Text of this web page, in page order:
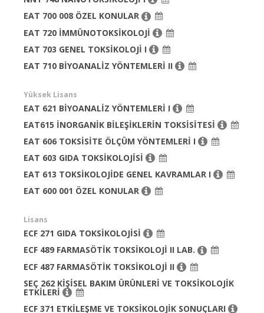
EAT 700 008 ÖZEL KONULAR
EAT 720 İMMÜNOTOKSİKOLOJİ
EAT 703 GENEL TOKSİKOLOJİ I
EAT 710 BİYOANALİZ YÖNTEMLERİ II
Yüksek Lisans
EAT 621 BİYOANALİZ YÖNTEMLERİ I
EAT615 İNORGANİK BİLEŞİKLERİN TOKSİSİTESİ
EAT 606 TOKSİSİTE ÖLÇÜM YÖNTEMLERİ I
EAT 603 GIDA TOKSİKOLOJİSİ
EAT 613 TOKSİKOLOJİDE GENEL KAVRAMLAR I
EAT 600 001 ÖZEL KONULAR
Lisans
ECF 271 GIDA TOKSİKOLOJİSİ
ECF 489 FARMASÖTİK TOKSİKOLOJİ II LAB.
ECF 487 FARMASÖTİK TOKSİKOLOJİ II
SEÇ 262 KİŞİSEL BAKIM ÜRÜNLERİ VE TOKSİKOLOJİK
ETKİLERİ
ECF 371 ETKİLEŞME VE TOKSİKOLOJİK SONUÇLARI